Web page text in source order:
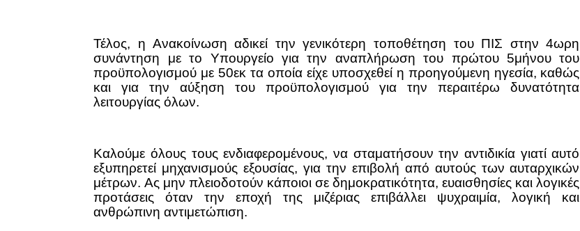
Τέλος, η Ανακοίνωση αδικεί την γενικότερη τοποθέτηση του ΠΙΣ στην 4ωρη
συνάντηση με το Υπουργείο για την αναπλήρωση του πρώτου 5μήνου του
προϋπολογισμού με 50εκ τα οποία είχε υποσχεθεί η προηγούμενη ηγεσία, καθώς
και για την αύξηση του προϋπολογισμού για την περαιτέρω δυνατότητα
λειτουργίας όλων.
Καλούμε όλους τους ενδιαφερομένους, να σταματήσουν την αντιδικία γιατί αυτό
εξυπηρετεί μηχανισμούς εξουσίας, για την επιβολή από αυτούς των αυταρχικών
μέτρων. Ας μην πλειοδοτούν κάποιοι σε δημοκρατικότητα, ευαισθησίες και λογικές
προτάσεις όταν την εποχή της μιζέριας επιβάλλει ψυχραιμία, λογική και
ανθρώπινη αντιμετώπιση.